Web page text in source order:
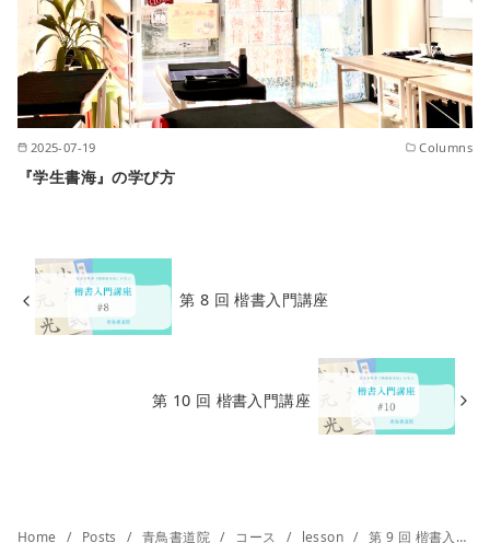
2025-07-19 Columns
『学生書海』の学び方
第 8 回 楷書入門講座
第 10 回 楷書入門講座
Home Posts 青鳥書道院 コース lesson 第 9 回 楷書入門講座